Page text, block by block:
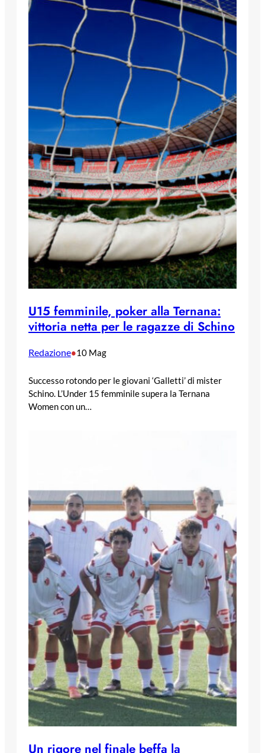
U15 femminile, poker alla Ternana:
vittoria netta per le ragazze di Schino
Redazione•10 Mag
Successo rotondo per le giovani ‘Galletti’ di mister
Schino. L’Under 15 femminile supera la Ternana
Women con un…
Un rigore nel finale beffa la